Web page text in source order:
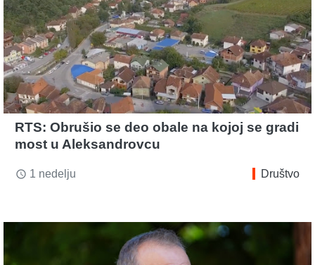
RTS: Obrušio se deo obale na kojoj se gradi
most u Aleksandrovcu
access_time 1 nedelju Društvo